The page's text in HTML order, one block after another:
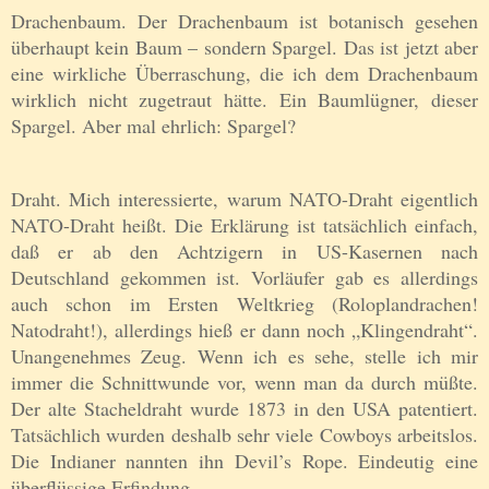
Drachenbaum. Der Drachenbaum ist botanisch gesehen
überhaupt kein Baum – sondern Spargel. Das ist jetzt aber
eine wirkliche Überraschung, die ich dem Drachenbaum
wirklich nicht zugetraut hätte. Ein Baumlügner, dieser
Spargel. Aber mal ehrlich: Spargel?
Draht. Mich interessierte, warum NATO-Draht eigentlich
NATO-Draht heißt. Die Erklärung ist tatsächlich einfach,
daß er ab den Achtzigern in US-Kasernen nach
Deutschland gekommen ist. Vorläufer gab es allerdings
auch schon im Ersten Weltkrieg (Roloplandrachen!
Natodraht!), allerdings hieß er dann noch „Klingendraht“.
Unangenehmes Zeug. Wenn ich es sehe, stelle ich mir
immer die Schnittwunde vor, wenn man da durch müßte.
Der alte Stacheldraht wurde 1873 in den USA patentiert.
Tatsächlich wurden deshalb sehr viele Cowboys arbeitslos.
Die Indianer nannten ihn Devil’s Rope. Eindeutig eine